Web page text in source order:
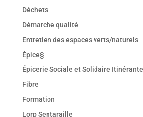
Déchets
Démarche qualité
Entretien des espaces verts/naturels
Épice§
Épicerie Sociale et Solidaire Itinérante
Fibre
Formation
Lorp Sentaraille